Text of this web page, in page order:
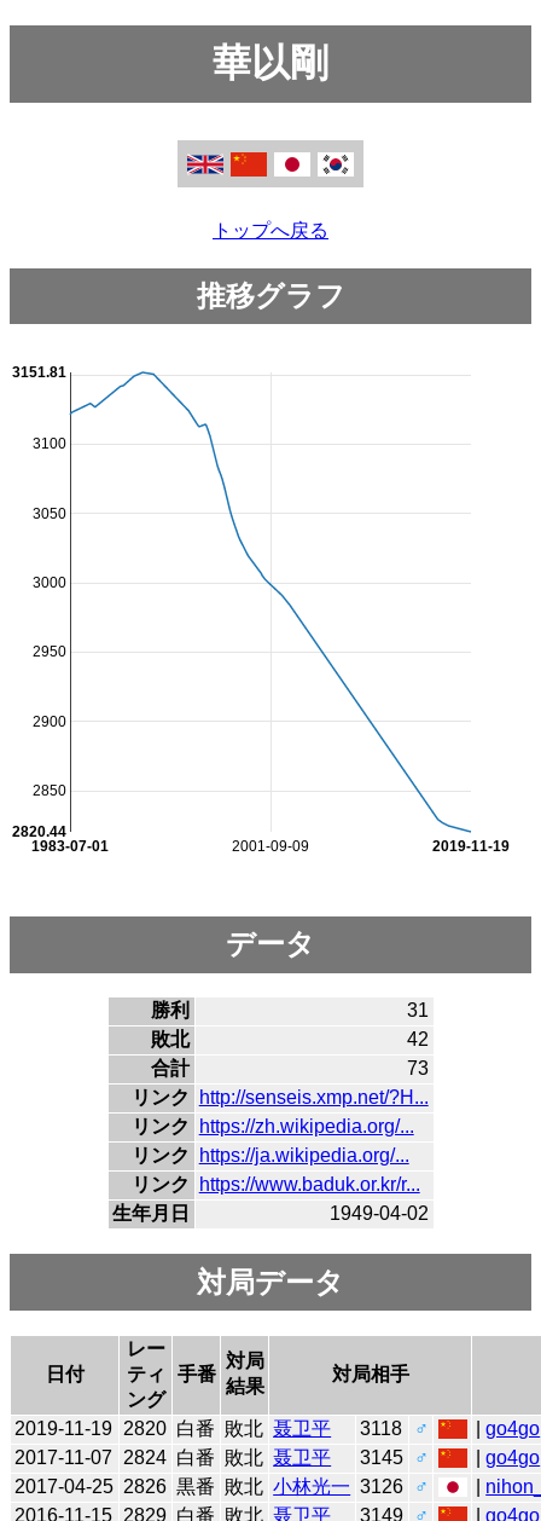
華以剛
トップへ戻る
推移グラフ
2001-09-09
1983-07-01 2019-11-19
2850
2900
2950
3000
3050
3100
2820.44
3151.81
データ
勝利
31
敗北
42
合計
73
リンク
http://senseis.xmp.net/?H...
リンク
https://zh.wikipedia.org/...
リンク
https://ja.wikipedia.org/...
リンク
https://www.baduk.or.kr/r...
生年月日
1949-04-02
対局データ
日付
レー
ティ
ング
手番
対局
結果
対局相手
2019-11-19 2820 白番 敗北 聂卫平 3118 ♂ |go4go
2017-11-07
2824 白番 敗北 聂卫平 3145 ♂ |go4go
2017-04-25 2826 黒番 敗北 小林光一 3126 ♂
2016-11-15 2829 白番 敗北 聂卫平 3149 ♂ |go4go